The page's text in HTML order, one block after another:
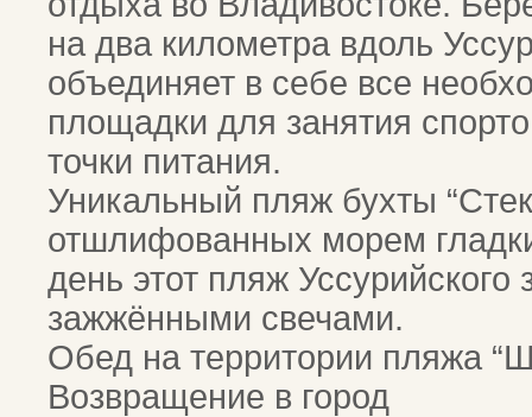
на два километра вдоль
объединяет в себе все
площадки для занятия
точки питания.
Уникальный пляж бухты
отшлифованных морем
день этот пляж
зажжёнными свечами.
Обед на территории пляжа
Возвращение в город